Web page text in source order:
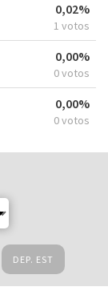
0,02%
1 votos
0,00%
0 votos
0,00%
0 votos
DEP. EST